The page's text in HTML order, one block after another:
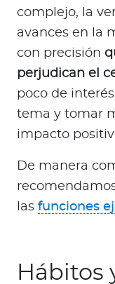
complejo, la
avances en la
con precisión
perjudican el
poco de
tema y tomar
impacto
De manera
las funciones
Hábitos